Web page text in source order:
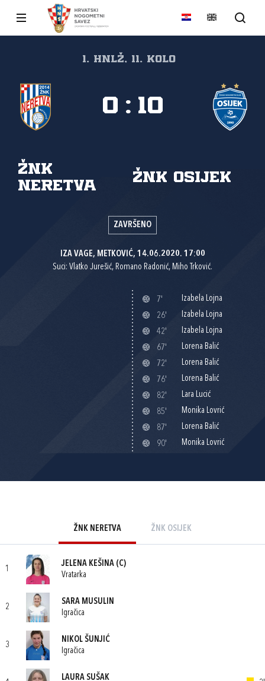
1. HNLŽ, 11. kolo
ŽNK
Neretva
ŽNK Osijek
0 : 10
ZAVRŠENO
IZA VAGE, METKOVIĆ, 14.06.2020. 17:00
Suci: Vlatko Jurešić, Romano Radonić, Miho Trković.
7'
Izabela Lojna
26'
Izabela Lojna
42'
Izabela Lojna
67'
Lorena Balić
72'
Lorena Balić
76'
Lorena Balić
82'
Lara Lucić
85'
Monika Lovrić
87'
Lorena Balić
90'
Monika Lovrić
ŽNK NERETVA ŽNK OSIJEK
1
JELENA KEŠINA (C)
Vratarka
2
SARA MUSULIN
Igračica
3
NIKOL ŠUNJIĆ
Igračica
LAURA SUŠAK